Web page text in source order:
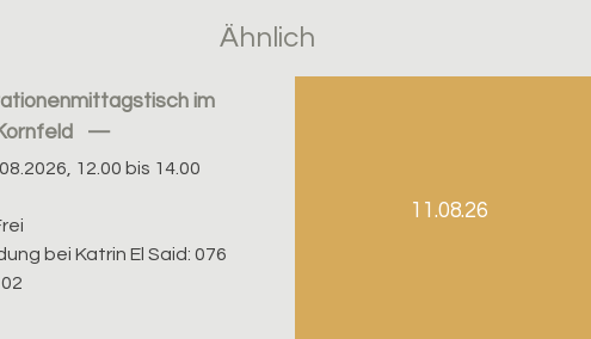
Ähnlich
im
12.00 bis 14.00
bei Katrin El Said: 076
11.08.26